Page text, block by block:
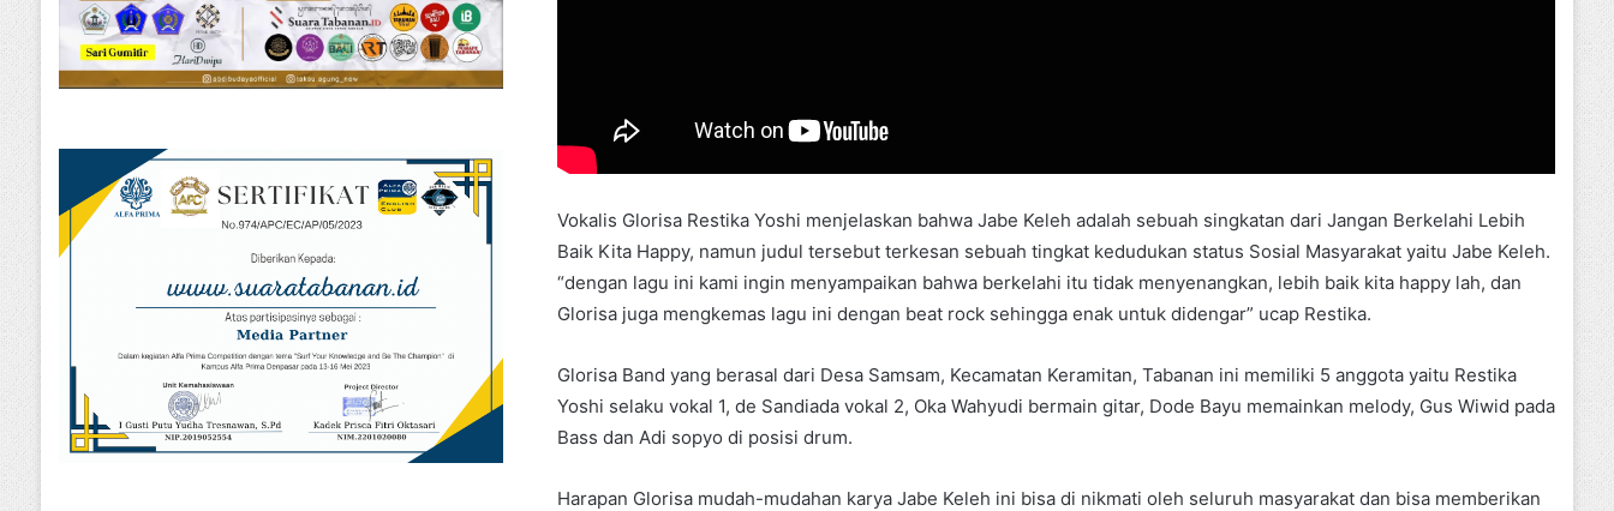
Vokalis Glorisa Restika Yoshi menjelaskan bahwa Jabe Keleh adalah sebuah singkatan dari Jangan Berkelahi Lebih
Baik Kita Happy, namun judul tersebut terkesan sebuah tingkat kedudukan status Sosial Masyarakat yaitu Jabe Keleh.
“dengan lagu ini kami ingin menyampaikan bahwa berkelahi itu tidak menyenangkan, lebih baik kita happy lah, dan
Glorisa juga mengkemas lagu ini dengan beat rock sehingga enak untuk didengar” ucap Restika.
Glorisa Band yang berasal dari Desa Samsam, Kecamatan Keramitan, Tabanan ini memiliki 5 anggota yaitu Restika
Yoshi selaku vokal 1, de Sandiada vokal 2, Oka Wahyudi bermain gitar, Dode Bayu memainkan melody, Gus Wiwid pada
Bass dan Adi sopyo di posisi drum.
Harapan Glorisa mudah-mudahan karya Jabe Keleh ini bisa di nikmati oleh seluruh masyarakat dan bisa memberikan